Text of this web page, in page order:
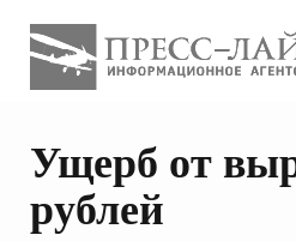
Ущерб от
рублей